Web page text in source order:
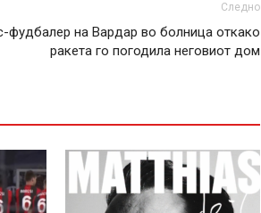
Следно
фудбалер на Вардар во болница откако
ракета го погодила неговиот дом